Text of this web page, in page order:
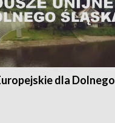
dla Dolnego